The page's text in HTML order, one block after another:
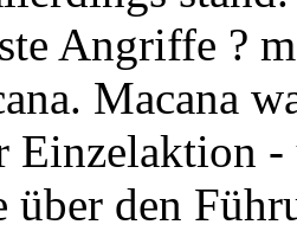
Angriffe ?
Macana
Einzelaktion
über den